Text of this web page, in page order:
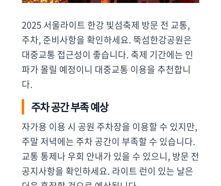
2025 서울라이트 한강 빛섬축제 방문 전 교통,
주차, 준비사항을 확인하세요. 뚝섬한강공원은
대중교통 접근성이 좋습니다. 축제 기간에는 인
파가 몰릴 예정이니 대중교통 이용을 추천합니
다.
주차 공간 부족 예상
자가용 이용 시 공원 주차장을 이용할 수 있지만,
주말 저녁에는 주차 공간이 부족할 수 있습니다.
교통 통제나 우회 안내가 있을 수 있으니, 방문 전
공지사항을 확인하세요. 라이트 런이 있는 날은